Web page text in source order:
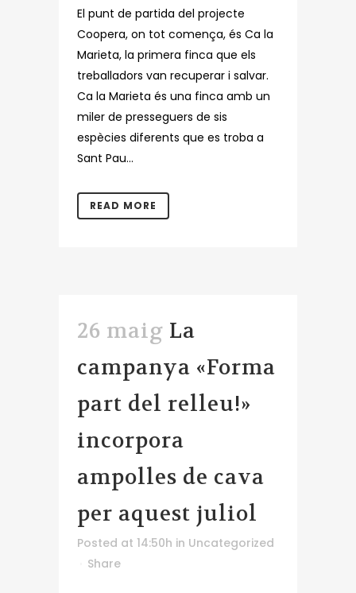
El punt de partida del projecte
Coopera, on tot comença, és Ca la
Marieta, la primera finca que els
treballadors van recuperar i salvar.
Ca la Marieta és una finca amb un
miler de presseguers de sis
espècies diferents que es troba a
Sant Pau...
READ MORE
26 maig La
campanya «Forma
part del relleu!»
incorpora
ampolles de cava
per aquest juliol
Posted at 14:50h in Uncategorized
Share